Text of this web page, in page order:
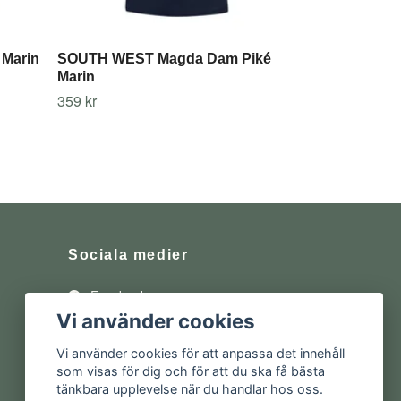
SOUTH WEST Magda Dam Piké
Marin
359 kr
Sociala medier
Facebook
Instagram
Vi använder cookies
Vi använder cookies för att anpassa det innehåll
som visas för dig och för att du ska få bästa
tänkbara upplevelse när du handlar hos oss.